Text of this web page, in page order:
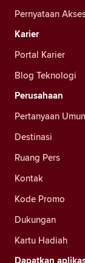
Pernyataan
Karier
Portal Karier
Blog Teknologi
Perusahaan
Pertanyaan
Destinasi
Ruang Pers
Kontak
Kode Promo
Dukungan
Kartu Hadiah